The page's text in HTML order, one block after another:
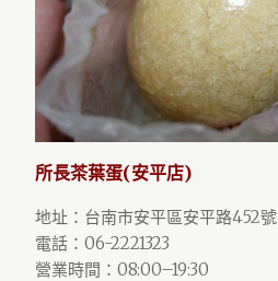
所長茶葉蛋(安平店)
地址：台南市安平區安平路452號
電話：06-2221323
營業時間：08:00–19:30